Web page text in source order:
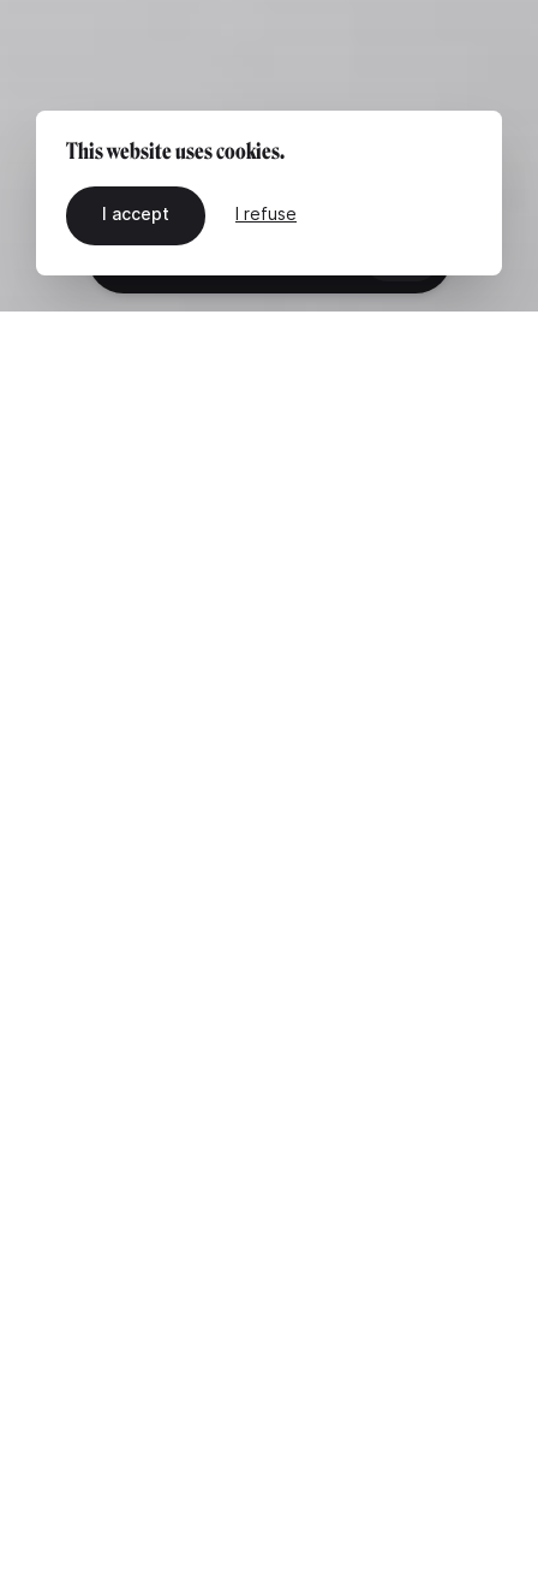
This website uses cookies.
I accept I refuse